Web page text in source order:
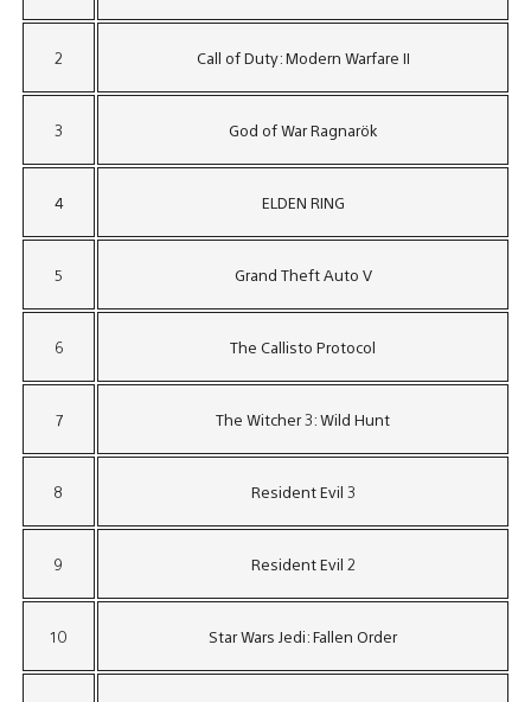
2 Call of Duty: Modern Warfare II
3 God of War Ragnarök
4 ELDEN RING
5 Grand Theft Auto V
6 The Callisto Protocol
7 The Witcher 3: Wild Hunt
8 Resident Evil 3
9 Resident Evil 2
10 Star Wars Jedi: Fallen Order